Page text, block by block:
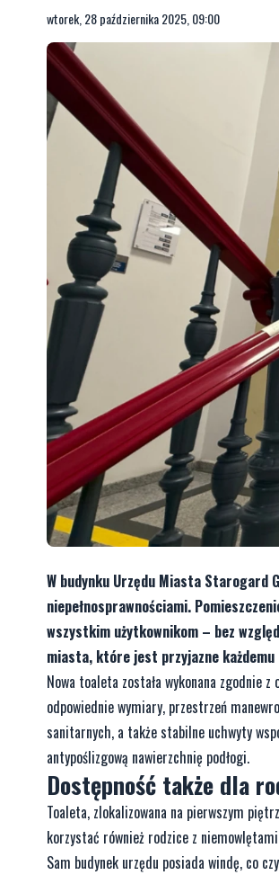
wtorek, 28 października 2025, 09:00
W budynku Urzędu Miasta Starogard
niepełnosprawnościami.
wszystkim użytkownikom – bez
miasta, które jest przyjazne każdemu
Nowa toaleta została wykonana zgodnie
odpowiednie wymiary, przestrzeń
sanitarnych, a także stabilne uchwyty
antypoślizgową nawierzchnię podłogi.
Dostępność także dla
Toaleta, zlokalizowana na pierwszym
korzystać również rodzice z
Sam budynek urzędu posiada windę, co